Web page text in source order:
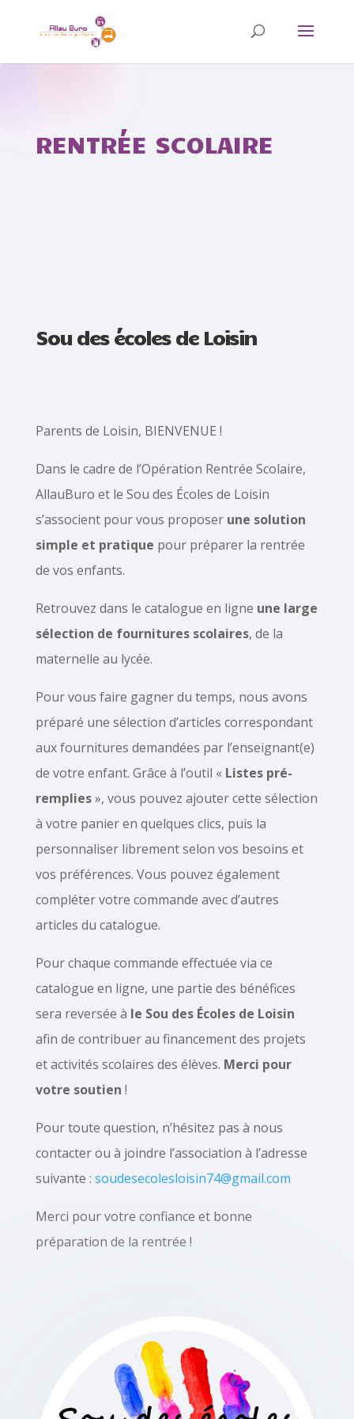
RENTRÉE SCOLAIRE
Sou des écoles de Loisin
Parents de Loisin, BIENVENUE !
Dans le cadre de l’Opération Rentrée Scolaire,
AllauBuro et le Sou des Écoles de Loisin
s’associent pour vous proposer une solution
simple et pratique pour préparer la rentrée
de vos enfants.
Retrouvez dans le catalogue en ligne une large
sélection de fournitures scolaires, de la
maternelle au lycée.
Pour vous faire gagner du temps, nous avons
préparé une sélection d’articles correspondant
aux fournitures demandées par l’enseignant(e)
de votre enfant. Grâce à l’outil « Listes pré-
remplies», vous pouvez ajouter cette sélection
à votre panier en quelques clics, puis la
personnaliser librement selon vos besoins et
vos préférences. Vous pouvez également
compléter votre commande avec d’autres
articles du catalogue.
Pour chaque commande effectuée via ce
catalogue en ligne, une partie des bénéfices
sera reversée à le Sou des Écoles de Loisin
afin de contribuer au financement des projets
et activités scolaires des élèves. Merci pour
votre soutien !
Pour toute question, n’hésitez pas à nous
contacter ou à joindre l’association à l’adresse
suivante : soudesecolesloisin74@gmail.com
Merci pour votre confiance et bonne
préparation de la rentrée !